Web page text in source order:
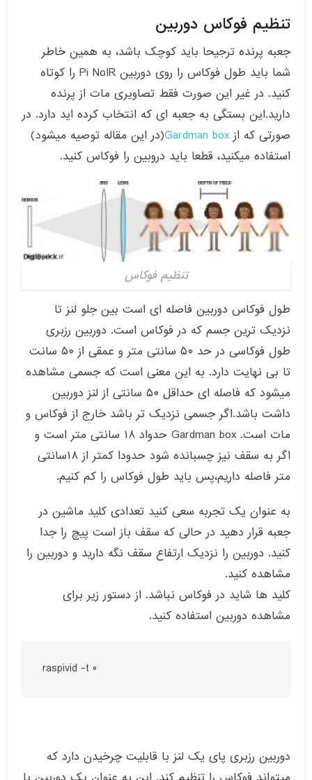
تنظیم فوکاس دوربین
جعبه پرنده ترجیحا باید کوچک باشد، به همین خاطر
شما باید طول فوکاس را روی دوربین Pi NoIR را کوتاه
کنید. در غیر این صورت فقط تصاویری مات از پرنده
دارید.این بستگی به جعبه ای که انتخاب کرده اید دارد. در
صورتی که ازGardman box(در این مقاله توصیه میشود)
استفاده میکنید، قطعا باید دروبین را فوکاس کنید.
تنظیم فوکاس
طول فوکاس دوربین فاصله ای است بین جلو لنز تا
نزدیک ترین جسم که در فوکاس است. دوربین رزبری
طول فوکاسی در حد ۵۰ سانتی متر و عمقی از ۵۰ سانت
تا بی نهایت دارد. به این معنی است که جسمی مشاهده
میشود که فاصله ای حداقل ۵۰ سانتی از لنز دوربین
داشت باشد.اگر جسمی نزدیک تر باشد خارج از فوکاس و
مات است. Gardman box حدواد ۱۸ سانتی متر است و
اگر به سقف نیز چسبانده شود حدودا کمتر از ۱۸سانتی
متر فاصله داریم،پس باید طول فوکاس را کم کنیم.
به عنوان یک تجربه سعی کنید تعدادی کلید ماشین در
جعبه قرار دهید در حالی که سقف باز است پیچ را جدا
کنید. دوربین را نزدیک ارتفاع سقف نگه دارید و دوربین را
مشاهده کنید.
کلید ها شاید در فوکاس نباشد. از دستور زیر برای
مشاهده دوربین استفاده کنید.
raspivid -t 0
دوربین رزبری پای یک لنز با قابلیت چرخیدن دارد که